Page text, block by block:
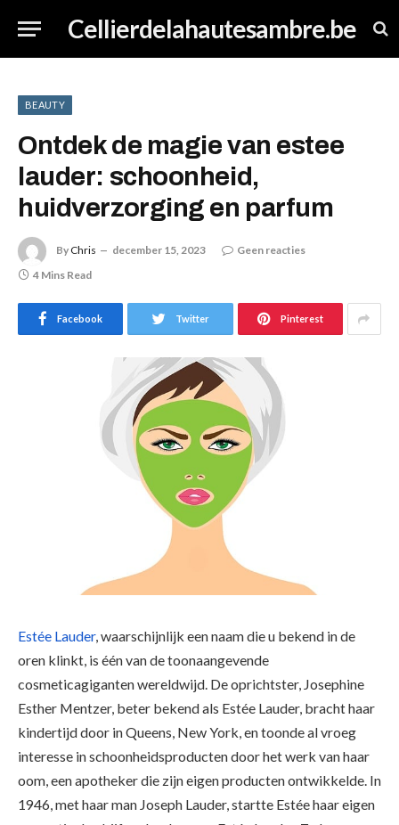
Cellierdelahautesambre.be
BEAUTY
Ontdek de magie van estee
lauder: schoonheid,
huidverzorging en parfum
By Chris december 15, 2023
Geen reacties
4 Mins Read
Facebook Twitter Pinterest
Estée Lauder, waarschijnlijk een naam die u bekend in de
oren klinkt, is één van de toonaangevende
cosmeticagiganten wereldwijd. De oprichtster, Josephine
Esther Mentzer, beter bekend als Estée Lauder, bracht haar
kindertijd door in Queens, New York, en toonde al vroeg
interesse in schoonheidsproducten door het werk van haar
oom, een apotheker die zijn eigen producten ontwikkelde. In
1946, met haar man Joseph Lauder, startte Estée haar eigen